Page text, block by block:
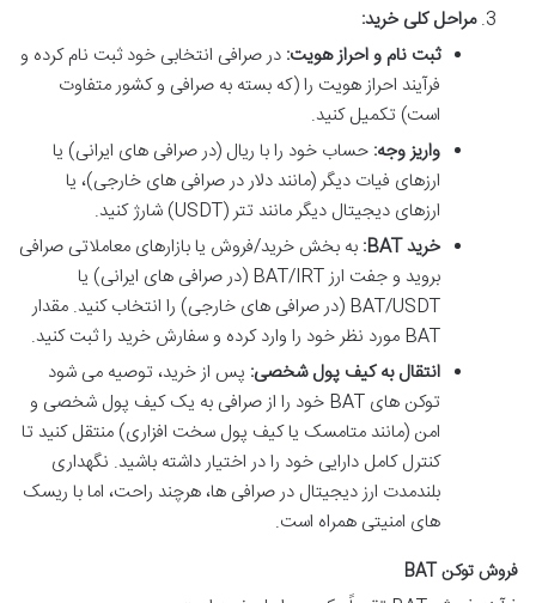
مراحل کلی خرید:
ثبت نام و احراز هویت: در صرافی انتخابی خود ثبت نام کرده و
فرآیند احراز هویت را (که بسته به صرافی و کشور متفاوت
است) تکمیل کنید.
واریز وجه: حساب خود را با ریال (در صرافی های ایرانی) یا
ارزهای فیات دیگر (مانند دلار در صرافی های خارجی)، یا
ارزهای دیجیتال دیگر مانند تتر (USDT) شارژ کنید.
خرید BAT:
به بخش خرید/فروش یا بازارهای معاملاتی صرافی
بروید و جفت ارز BAT/IRT (در صرافی های ایرانی) یا
BAT/USDT (در صرافی های خارجی) را انتخاب کنید. مقدار
BAT مورد نظر خود را وارد کرده و سفارش خرید را ثبت کنید.
انتقال به کیف پول شخصی: پس از خرید، توصیه می شود
توکن های BAT خود را از صرافی به یک کیف پول شخصی و
امن (مانند متامسک یا کیف پول سخت افزاری) منتقل کنید تا
کنترل کامل دارایی خود را در اختیار داشته باشید. نگهداری
بلندمدت ارز دیجیتال در صرافی ها، هرچند راحت، اما با ریسک
های امنیتی همراه است.
فروش توکن BAT